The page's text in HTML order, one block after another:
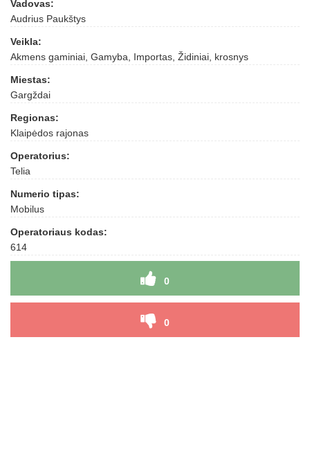
Vadovas:
Audrius Paukštys
Veikla:
Akmens gaminiai, Gamyba, Importas, Židiniai, krosnys
Miestas:
Gargždai
Regionas:
Klaipėdos rajonas
Operatorius:
Telia
Numerio tipas:
Mobilus
Operatoriaus kodas:
614
0
0